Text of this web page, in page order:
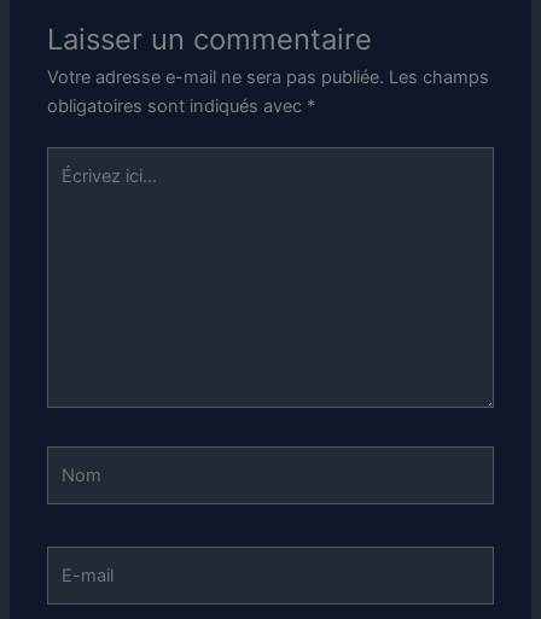
Laisser un commentaire
Votre adresse e-mail ne sera pas publiée. Les champs
obligatoires sont indiqués avec *
Écrivez
ici…